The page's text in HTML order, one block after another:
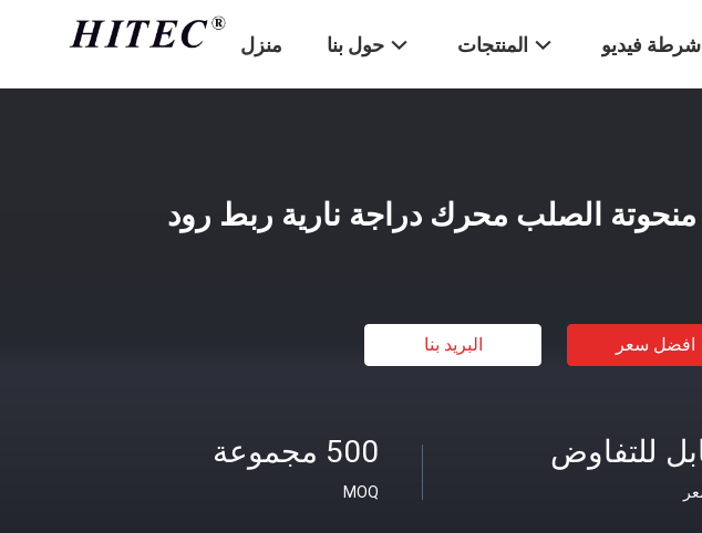
منزل حول بنا المنتجات أشرطة فيديو
افضل سعر البريد بنا
500 مجموعة
MOQ
للتفاوض